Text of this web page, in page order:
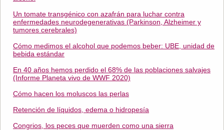
Un tomate transgénico con azafrán para luchar contra
enfermedades neurodegenerativas (Parkinson, Alzheimer y
tumores cerebrales)
Cómo medimos el alcohol que podemos beber: UBE, unidad de
bebida estándar
En 40 años hemos perdido el 68% de las poblaciones salvajes
(Informe Planeta vivo de WWF 2020)
Cómo hacen los moluscos las perlas
Retención de líquidos, edema o hidropesía
Congrios, los peces que muerden como una sierra